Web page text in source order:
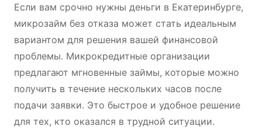
Если вам срочно нужны деньги в Екатеринбурге,
микрозайм без отказа может стать идеальным
вариантом для решения вашей финансовой
проблемы. Микрокредитные организации
предлагают мгновенные займы, которые можно
получить в течение нескольких часов после
подачи заявки. Это быстрое и удобное решение
для тех, кто оказался в трудной ситуации.